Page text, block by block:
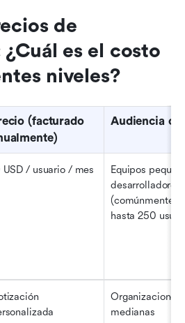
de
es el costo
niveles?
(facturado
Audiencia
USD / usuario / mes
Equipos
desarrolladores
(comúnmente
hasta 250
Organizaciones
medianas